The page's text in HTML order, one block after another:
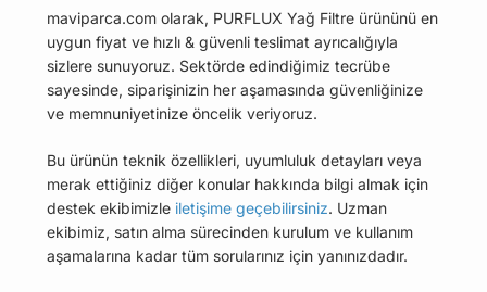
maviparca.com olarak, PURFLUX Yağ Filtre ürününü en
uygun fiyat ve hızlı & güvenli teslimat ayrıcalığıyla
sizlere sunuyoruz. Sektörde edindiğimiz tecrübe
sayesinde, siparişinizin her aşamasında güvenliğinize
ve memnuniyetinize öncelik veriyoruz.
Bu ürünün teknik özellikleri, uyumluluk detayları veya
merak ettiğiniz diğer konular hakkında bilgi almak için
destek ekibimizle iletişime geçebilirsiniz. Uzman
ekibimiz, satın alma sürecinden kurulum ve kullanım
aşamalarına kadar tüm sorularınız için yanınızdadır.